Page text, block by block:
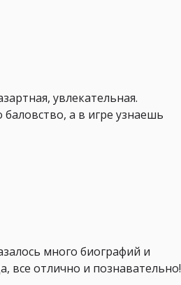
увлекательная.
а в игре узнаешь
много биографий и
все отлично и познавательно!